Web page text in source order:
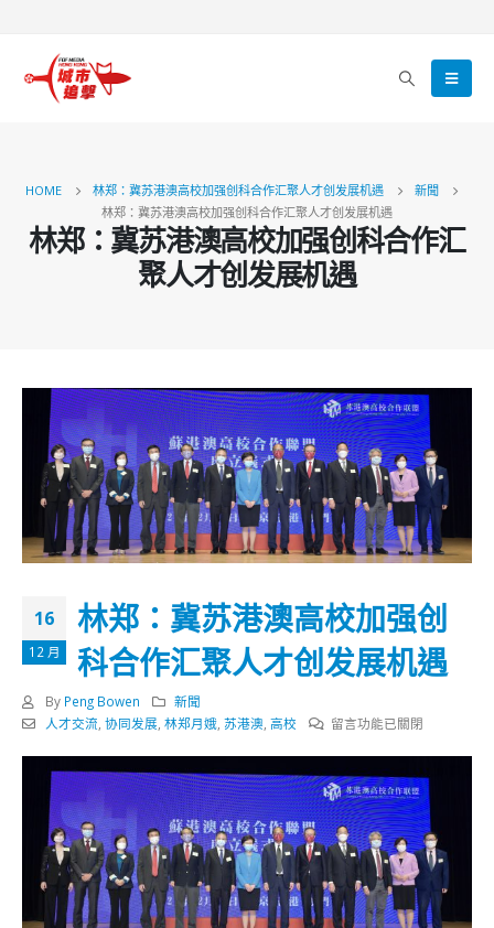
HOME 林郑：冀苏港澳高校加强创科合作汇聚人才创发展机遇
新聞
林郑：冀苏港澳高校加强创科合作汇聚人才创发展机遇
林郑：冀苏港澳高校加强创科合作汇
聚人才创发展机遇
16
12 月
林郑：冀苏港澳高校加强创
科合作汇聚人才创发展机遇
By Peng Bowen
新聞
人才交流, 协同发展, 林郑月娥, 苏港澳, 高校
在
冀
苏
港
澳
高
校
加
留言功能已關閉